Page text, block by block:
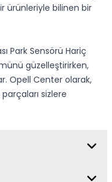
ürünleriyle bilinen bir
Park Sensörü Hariç
güzelleştirirken,
Opell Center olarak,
sizlere